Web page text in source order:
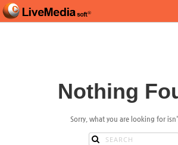
Nothing
Sorry, what you are looking for